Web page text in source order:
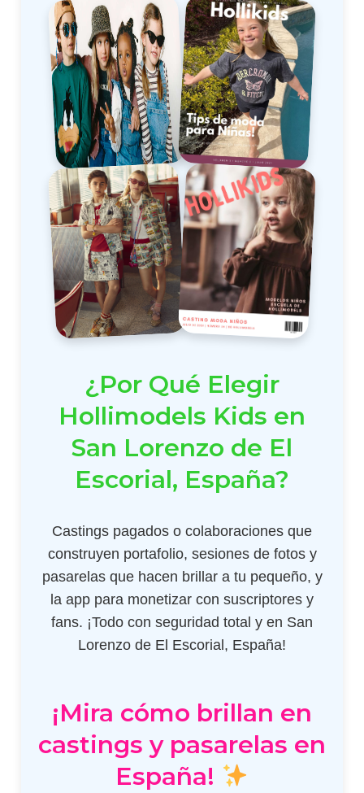
¿Por Qué Elegir
Hollimodels Kids en
San Lorenzo de El
Escorial, España?
Castings pagados o colaboraciones que
construyen portafolio, sesiones de fotos y
pasarelas que hacen brillar a tu pequeño, y
la app para monetizar con suscriptores y
fans. ¡Todo con seguridad total y en San
Lorenzo de El Escorial, España!
¡Mira cómo brillan en
castings y pasarelas en
España!